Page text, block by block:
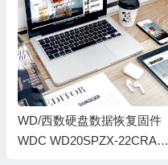
WD/西数硬盘数据恢复固件
WDC WD20SPZX-22CRAT0